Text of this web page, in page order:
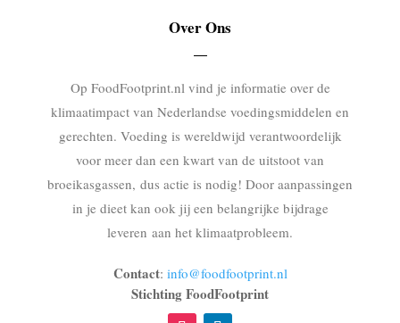
Over Ons
Op FoodFootprint.nl vind je informatie over de
klimaatimpact van Nederlandse voedingsmiddelen en
gerechten. Voeding is wereldwijd verantwoordelijk
voor meer dan een kwart van de uitstoot van
broeikasgassen, dus actie is nodig! Door aanpassingen
in je dieet kan ook jij een belangrijke bijdrage
leveren aan het klimaatprobleem.
Contact: info@foodfootprint.nl
Stichting FoodFootprint